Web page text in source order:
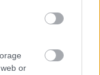
or
klasszikus
melyben az